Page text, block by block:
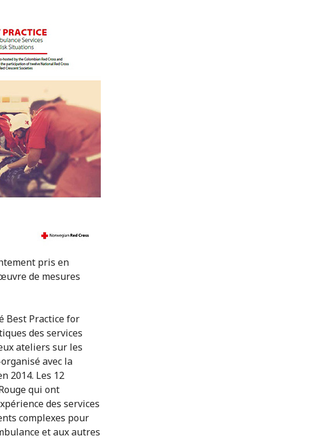
pris en
de mesures
Best Practice for
des services
ateliers sur les
avec la
2014. Les 12
qui ont
des services
complexes pour
et aux autres